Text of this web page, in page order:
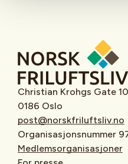
Christian Krohgs Gate 10
0186 Oslo
post@norskfriluftsliv.no
Organisasjonsnummer
Medlemsorganisasjoner